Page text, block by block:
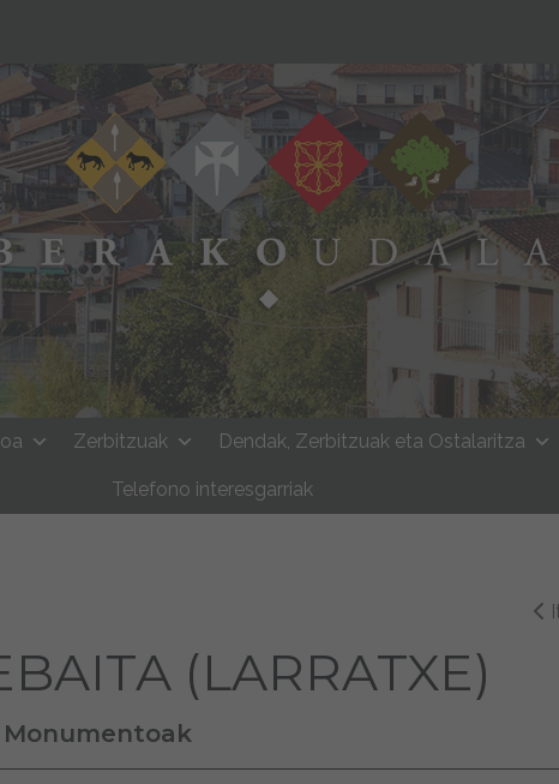
Zerbitzuak Dendak, Zerbitzuak eta Ostalaritza
Telefono interesgarriak
(LARRATXE)
Monumentoak